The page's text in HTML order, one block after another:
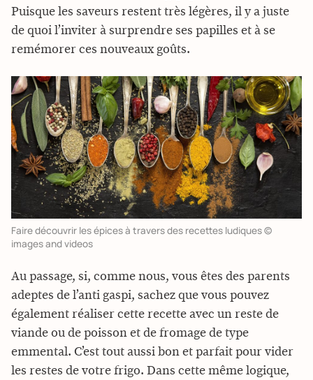
Puisque les saveurs restent très légères, il y a juste
de quoi l’inviter à surprendre ses papilles et à se
remémorer ces nouveaux goûts.
Faire découvrir les épices à travers des recettes ludiques ©
images and videos
Au passage, si, comme nous, vous êtes des parents
adeptes de l’anti gaspi, sachez que vous pouvez
également réaliser cette recette avec un reste de
viande ou de poisson et de fromage de type
emmental. C’est tout aussi bon et parfait pour vider
les restes de votre frigo. Dans cette même logique,